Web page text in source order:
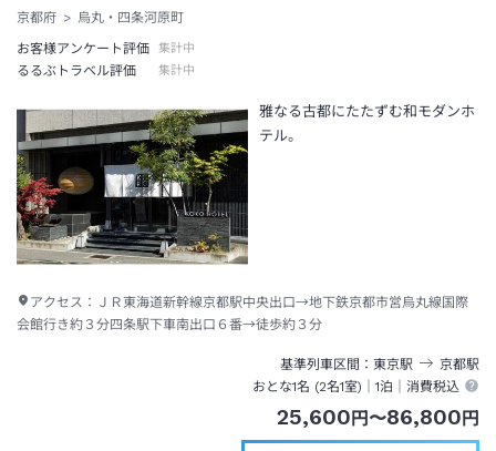
京都府
烏丸・四条河原町
お客様アンケート評価
集計中
るるぶトラベル評価 集計中
雅なる古都にたたずむ和モダンホ
テル。
アクセス： ＪＲ東海道新幹線京都駅中央出口→地下鉄京都市営烏丸線国際
会館行き約３分四条駅下車南出口６番→徒歩約３分
基準列車区間 東京駅 京都駅
おとな1名 (2名1室)｜1泊 ｜消費税込
25,600円〜86,800円